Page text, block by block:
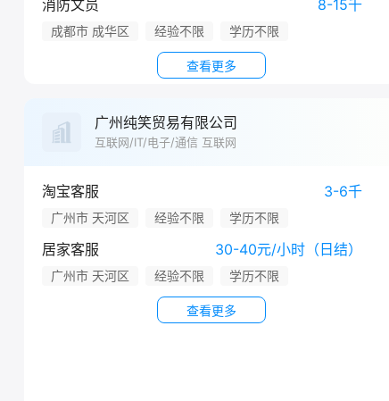
消防文员 8-15千
成都市 成华区 经验不限 学历不限
查看更多
广州纯笑贸易有限公司
互联网/IT/电子/通信 互联网
淘宝客服 3-6千
广州市 天河区 经验不限 学历不限
居家客服 30-40元/小时（日结）
广州市 天河区 经验不限 学历不限
查看更多